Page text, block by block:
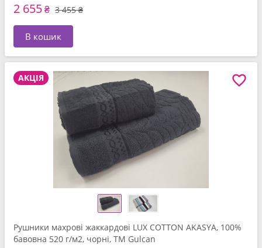
2 655₴ 3 455 ₴
В кошик
АКЦІЯ
Рушники махрові жаккардові LUX COTTON AKASYA, 100%
бавовна 520 г/м2, чорні, ТМ Gulcan